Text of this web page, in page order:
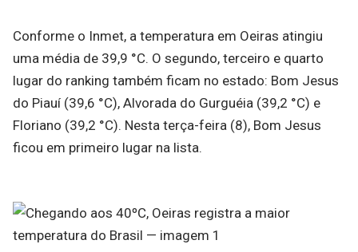
Conforme o Inmet, a temperatura em Oeiras atingiu
uma média de 39,9 °C. O segundo, terceiro e quarto
lugar do ranking também ficam no estado: Bom Jesus
do Piauí (39,6 °C), Alvorada do Gurguéia (39,2 °C) e
Floriano (39,2 °C). Nesta terça-feira (8), Bom Jesus
ficou em primeiro lugar na lista.